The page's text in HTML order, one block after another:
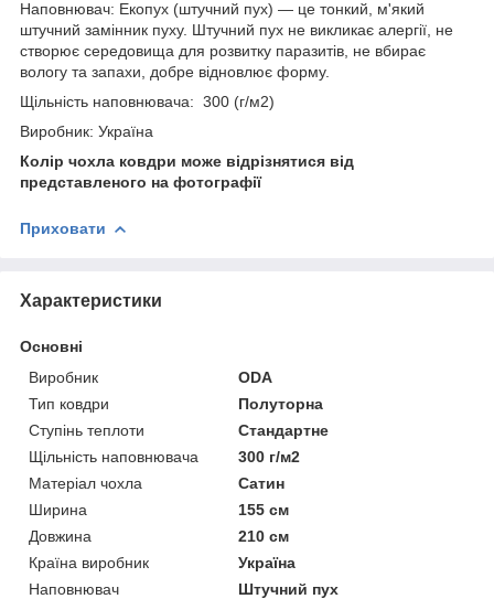
Наповнювач: Екопух (штучний пух) — це тонкий, м'який
штучний замінник пуху. Штучний пух не викликає алергії, не
створює середовища для розвитку паразитів, не вбирає
вологу та запахи, добре відновлює форму.
Щільність наповнювача: 300 (г/м2)
Виробник: Україна
Колір чохла ковдри може відрізнятися від
представленого на фотографії
Приховати
Характеристики
Основні
Виробник
ODA
Тип ковдри
Полуторна
Ступінь теплоти
Стандартне
Щільність наповнювача
300 г/м2
Матеріал чохла
Сатин
Ширина
155 см
Довжина
210 см
Країна виробник
Україна
Наповнювач
Штучний пух